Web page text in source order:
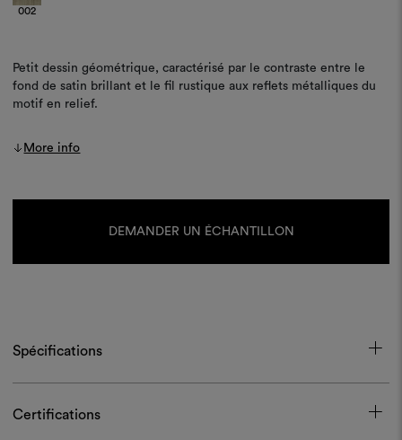
002
Petit dessin géométrique, caractérisé par le contraste entre le
fond de satin brillant et le fil rustique aux reflets métalliques du
motif en relief.
More info
DEMANDER UN ÉCHANTILLON
Spécifications
Certifications